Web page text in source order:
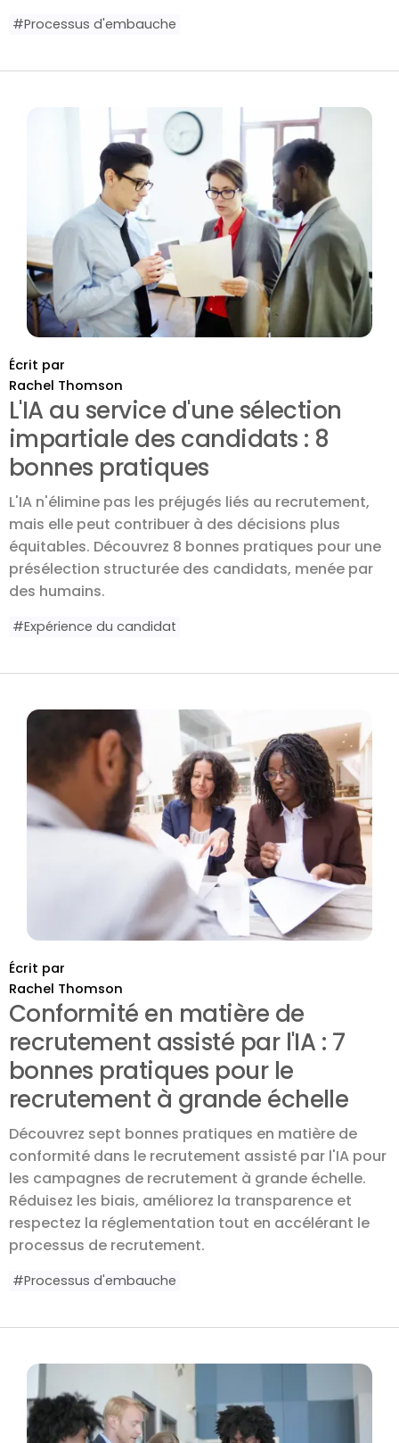
#Processus d'embauche
Écrit par
Rachel Thomson
L'IA au service d'une sélection
impartiale des candidats : 8
bonnes pratiques
L'IA n'élimine pas les préjugés liés au recrutement,
mais elle peut contribuer à des décisions plus
équitables. Découvrez 8 bonnes pratiques pour une
présélection structurée des candidats, menée par
des humains.
#Expérience du candidat
Écrit par
Rachel Thomson
Conformité en matière de
recrutement assisté par l'IA : 7
bonnes pratiques pour le
recrutement à grande échelle
Découvrez sept bonnes pratiques en matière de
conformité dans le recrutement assisté par l'IA pour
les campagnes de recrutement à grande échelle.
Réduisez les biais, améliorez la transparence et
respectez la réglementation tout en accélérant le
processus de recrutement.
#Processus d'embauche